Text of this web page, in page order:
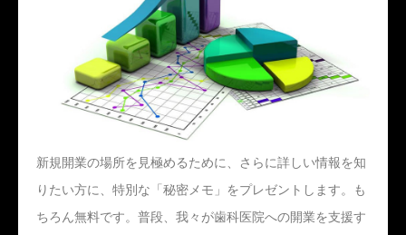
新規開業の場所を見極めるために、さらに詳しい情報を知
りたい方に、特別な「秘密メモ」をプレゼントします。も
ちろん無料です。普段、我々が歯科医院への開業を支援す